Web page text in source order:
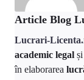
Article Blog
Lucrari-
academic legal și
în elaborarea